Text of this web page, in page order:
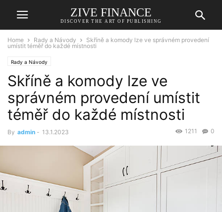
ZIVE FINANCE
DISCOVER THE ART OF PUBLISHING
Home Rady a Návody
Skříně a komody lze ve správném provedení
umístit téměř do každé místnosti
Rady a Návody
Skříně a komody lze ve
správném provedení umístit
téměř do každé místnosti
By admin - 13.1.2023 0
1211